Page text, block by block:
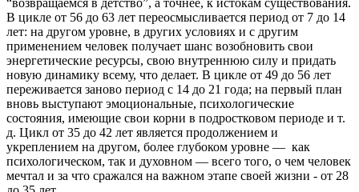
В цикле от 56 до 63 лет переосмысливается период от 7 до 14
лет: на другом уровне, в других условиях и с другим
применением человек получает шанс возобновить свои
энергетические ресурсы, свою внутреннюю силу и придать
новую динамику всему, что делает. В цикле от 49 до 56 лет
переживается заново период с 14 до 21 года; на первый план
вновь выступают эмоциональные, психологические
состояния, имеющие свои корни в подростковом периоде и т.
д. Цикл от 35 до 42 лет является продолжением и
укреплением на другом, более глубоком уровне — как
психологическом, так и духовном — всего того, о чем человек
мечтал и за что сражался на важном этапе своей жизни - от 28